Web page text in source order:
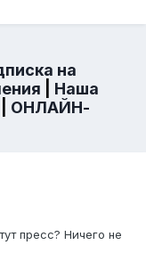
на
Наша
ОНЛАЙН-
пресс? Ничего не